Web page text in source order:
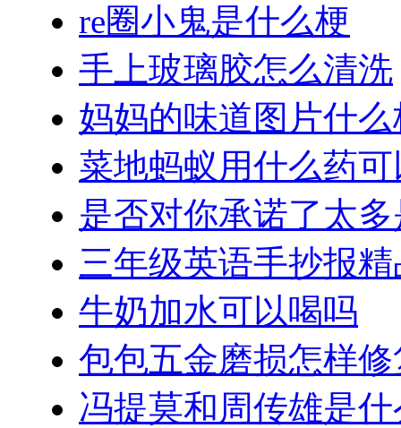
re圈小鬼是什么梗
手上玻璃胶怎么清洗
妈妈的味道图片什么
菜地蚂蚁用什么药
是否对你承诺了太
三年级英语手抄报精
牛奶加水可以喝吗
包包五金磨损怎样修
冯提莫和周传雄是